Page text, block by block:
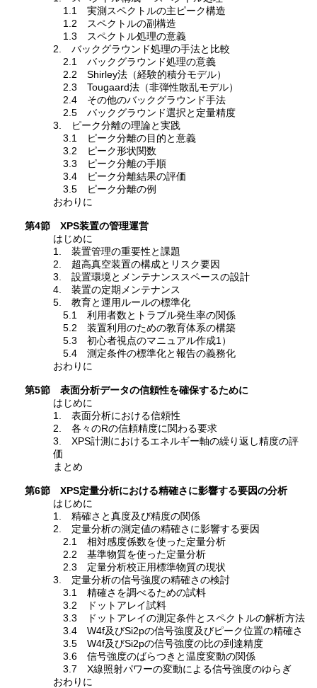
1.1 実測スペクトルの主ピーク構造
1.2 スペクトルの副構造
1.3 スペクトル処理の意義
2. バックグラウンド処理の手法と比較
2.1 バックグラウンド処理の意義
2.2 Shirley法（経験的積分モデル）
2.3 Tougaard法（非弾性散乱モデル）
2.4 その他のバックグラウンド手法
2.5 バックグラウンド選択と定量精度
3. ピーク分離の理論と実践
3.1 ピーク分離の目的と意義
3.2 ピーク形状関数
3.3 ピーク分離の手順
3.4 ピーク分離結果の評価
3.5 ピーク分離の例
おわりに
第4節 XPS装置の管理運営
はじめに
1. 装置管理の重要性と課題
2. 超高真空装置の構成とリスク要因
3. 設置環境とメンテナンススペースの設計
4. 装置の定期メンテナンス
5. 教育と運用ルールの標準化
5.1 利用者数とトラブル発生率の関係
5.2 装置利用のための教育体系の構築
5.3 初心者視点のマニュアル作成1）
5.4 測定条件の標準化と報告の義務化
おわりに
第5節 表面分析データの信頼性を確保するために
はじめに
1. 表面分析における信頼性
2. 各々のRの信頼精度に関わる要求
3. XPS計測におけるエネルギー軸の繰り返し精度の評
価
まとめ
第6節 XPS定量分析における精確さに影響する要因の分析
はじめに
1. 精確さと真度及び精度の関係
2. 定量分析の測定値の精確さに影響する要因
2.1 相対感度係数を使った定量分析
2.2 基準物質を使った定量分析
2.3 定量分析校正用標準物質の現状
3. 定量分析の信号強度の精確さの検討
3.1 精確さを調べるための試料
3.2 ドットアレイ試料
3.3 ドットアレイの測定条件とスペクトルの解析方法
3.4 W4f及びSi2pの信号強度及びピーク位置の精確さ
3.5 W4f及びSi2pの信号強度の比の到達精度
3.6 信号強度のばらつきと温度変動の関係
3.7 X線照射パワーの変動による信号強度のゆらぎ
おわりに